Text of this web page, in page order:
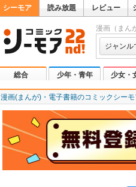
シーモア 読み放題 レビュー
漫画（まん
ジャンル
総合 少年・青年 少女・
漫画(まんが)・電子書籍のコミックシー